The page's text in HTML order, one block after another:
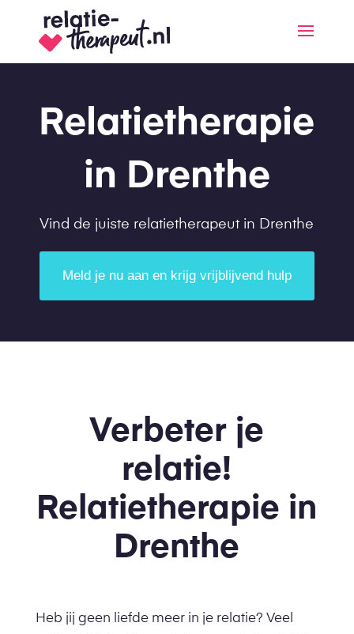
Relatietherapie
in Drenthe
Vind de juiste relatietherapeut in Drenthe
Meld je nu aan en krijg vrijblijvend hulp
Verbeter je
relatie!
Relatietherapie in
Drenthe
Heb jij geen liefde meer in je relatie? Veel